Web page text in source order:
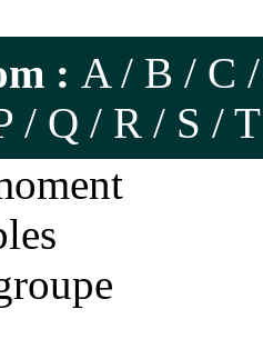
: A/ B / C
/ Q / R / S / T